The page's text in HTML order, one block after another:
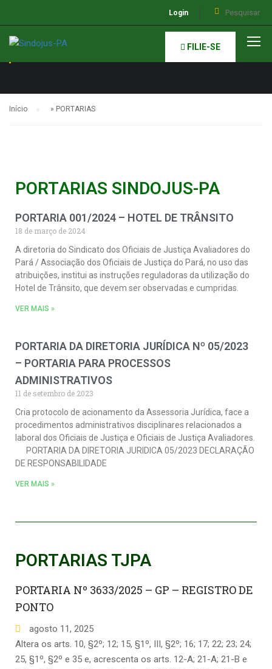
Login
FILIE-SE
PORTARIAS
Início » PORTARIAS
PORTARIAS SINDOJUS-PA
PORTARIA 001/2024 – HOTEL DE TRÂNSITO
18 de março de 2024
A diretoria do Sindicato dos Oficiais de Justiça Avaliadores do
Pará / Associação dos Oficiais de Justiça do Pará, no uso das
atribuições, institui as instruções reguladoras da utilização do
Hotel de Trânsito, que devem ser observadas e cumpridas.
VER MAIS »
PORTARIA DA DIRETORIA JURÍDICA Nº 05/2023
– PORTARIA PARA PROCESSOS
ADMINISTRATIVOS
11 de setembro de 2023
Cria protocolo de acionamento da Assessoria Jurídica, face a
procedimentos administrativos disciplinares relacionados a
laboral dos Oficiais de Justiça e Oficiais de Justiça Avaliadores.
PORTARIA DA DIRETORIA JURIDICA 05/2023 DECLARAÇÃO
DE RESPONSABILIDADE
VER MAIS »
PORTARIAS TJPA
PORTARIA Nº 3633/2025 – GP – REGISTRO DE
PONTO
agosto 11, 2025
Altera os arts. 10, §2º; 12; 15, §1º, III, §2º; 16; 17; 22; 23; 24;
25, §1º, §2º e 35 e, acrescenta os arts. 12-A; 21-A; 21-B e